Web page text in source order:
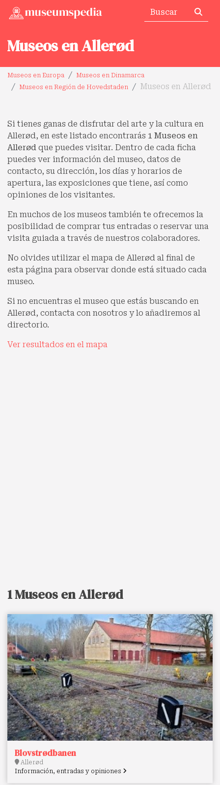
Museos en Allerød
Museos en Europa
Museos en Dinamarca
Museos en Región de Hovedstaden
Museos en Allerød
Si tienes ganas de disfrutar del arte y la cultura en
Allerød, en este listado encontrarás 1 Museos en
Allerød que puedes visitar. Dentro de cada ficha
puedes ver información del museo, datos de
contacto, su dirección, los días y horarios de
apertura, las exposiciones que tiene, así como
opiniones de los visitantes.
En muchos de los museos también te ofrecemos la
posibilidad de comprar tus entradas o reservar una
visita guiada a través de nuestros colaboradores.
No olvides utilizar el mapa de Allerød al final de
esta página para observar donde está situado cada
museo.
Si no encuentras el museo que estás buscando en
Allerød, contacta con nosotros y lo añadiremos al
directorio.
Ver resultados en el mapa
1 Museos en Allerød
Blovstrødbanen
Allerød
Información, entradas y opiniones